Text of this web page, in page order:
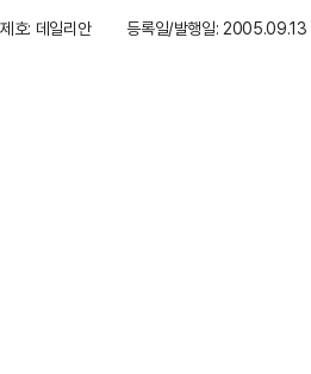
제호: 데일리안
등록일/발행일: 2005.09.13